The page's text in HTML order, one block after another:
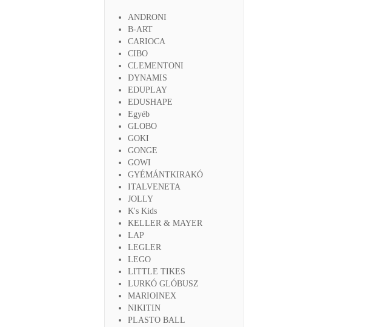
ANDRONI
B-ART
CARIOCA
CIBO
CLEMENTONI
DYNAMIS
EDUPLAY
EDUSHAPE
Egyéb
GLOBO
GOKI
GONGE
GOWI
GYÉMÁNTKIRAKÓ
ITALVENETA
JOLLY
K's Kids
KELLER & MAYER
LAP
LEGLER
LEGO
LITTLE TIKES
LURKÓ GLÓBUSZ
MARIOINEX
NIKITIN
PLASTO BALL